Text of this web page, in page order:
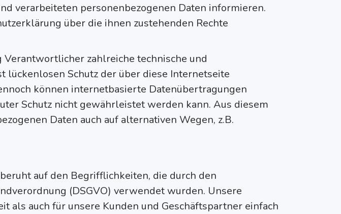
verarbeiteten personenbezogenen Daten informieren.
über die ihnen zustehenden Rechte
Verantwortlicher zahlreiche technische und
lückenlosen Schutz der über diese Internetseite
können internetbasierte Datenübertragungen
Schutz nicht gewährleistet werden kann. Aus diesem
Daten auch auf alternativen Wegen, z.B.
auf den Begrifflichkeiten, die durch den
(DSGVO) verwendet wurden. Unsere
auch für unsere Kunden und Geschäftspartner einfach